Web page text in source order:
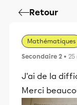
Retour
Mathématiques
Secondaire 2 •
J'ai de la
Merci